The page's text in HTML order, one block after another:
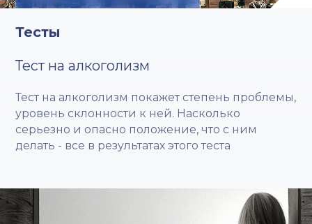
Тесты
Тест на алкоголизм
Тест на алкоголизм покажет степень проблемы,
уровень склонности к ней. Насколько
серьезно и опасно положение, что с ним
делать - все в результатах этого теста